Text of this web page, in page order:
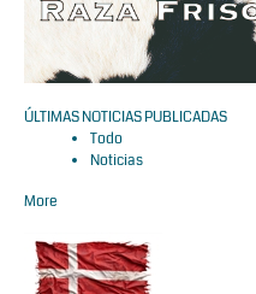
ÚLTIMAS NOTICIAS PUBLICADAS
Todo
Noticias
More